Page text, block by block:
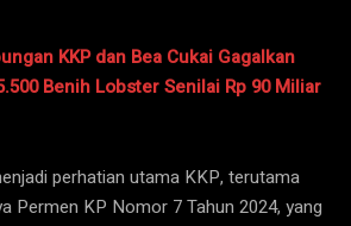
KKP dan Bea Cukai Gagalkan
Benih Lobster Senilai Rp 90 Miliar
perhatian utama KKP, terutama
Permen KP Nomor 7 Tahun 2024, yang